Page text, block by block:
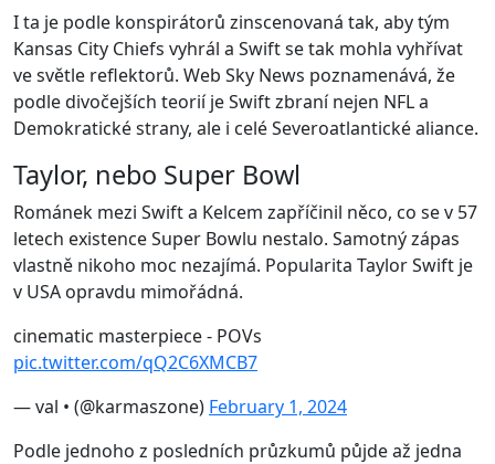
I ta je podle konspirátorů zinscenovaná tak, aby tým
Kansas City Chiefs vyhrál a Swift se tak mohla vyhřívat
ve světle reflektorů. Web Sky News poznamenává, že
podle divočejších teorií je Swift zbraní nejen NFL a
Demokratické strany, ale i celé Severoatlantické aliance.
Taylor, nebo Super Bowl
Románek mezi Swift a Kelcem zapříčinil něco, co se v 57
letech existence Super Bowlu nestalo. Samotný zápas
vlastně nikoho moc nezajímá. Popularita Taylor Swift je
v USA opravdu mimořádná.
cinematic masterpiece - POVs
pic.twitter.com/qQ2C6XMCB7
— val • (@karmaszone) February 1, 2024
Podle jednoho z posledních průzkumů půjde až jedna